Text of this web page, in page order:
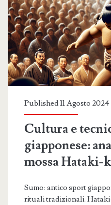
tecnica
Uwate-
nage
Published 11 Agosto 2024
Cultura e
giapponese:
mossa Hataki-
Sumo: antico sport
rituali tradizionali.